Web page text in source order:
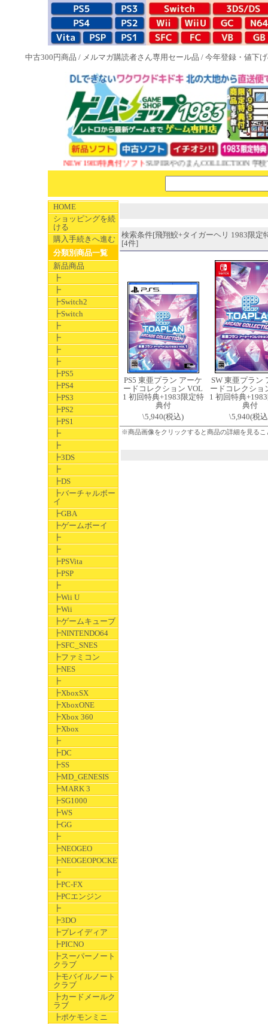
中古300円商品 / メルマガ購読者さん専用セール品 / 今年登録・値下
NEW 1983特典付ソフトSUPERやのまんCOLLECTION 学校であ
HOME
ショッピングを続
ける
購入手続きへ進む
分類別商品一覧
新品商品
┣
┣
┣Switch2
┣Switch
┣
┣
┣
┣
┣PS5
┣PS4
┣PS3
┣PS2
┣PS1
┣
┣
┣3DS
┣
┣DS
┣バーチャルボー
イ
┣GBA
┣ゲームボーイ
┣
┣
┣PSVita
┣PSP
┣
┣Wii U
┣Wii
┣ゲームキューブ
┣NINTENDO64
┣SFC_SNES
┣ファミコン
┣NES
┣
┣XboxSX
┣XboxONE
┣Xbox 360
┣Xbox
┣
┣DC
┣SS
┣MD_GENESIS
┣MARK 3
┣SG1000
┣WS
┣GG
┣
┣NEOGEO
┣NEOGEOPOCKET
┣
┣PC-FX
┣PCエンジン
┣
┣3DO
┣プレイディア
┣PICNO
┣スーパーノート
クラブ
┣モバイルノート
クラブ
┣カードメールク
ラブ
┣ポケモンミニ
検索条件[飛翔鮫+タイガーヘリ 1983限定
[4件]
PS5 東亜プラン アーケ
ードコレクション VOL
1 初回特典+1983限定特
典付
\5,940(税込)
SW 東亜プラン
ードコレクショ
1 初回特典
典付
\5,940(税
※商品画像をクリックすると商品の詳細を見るこ